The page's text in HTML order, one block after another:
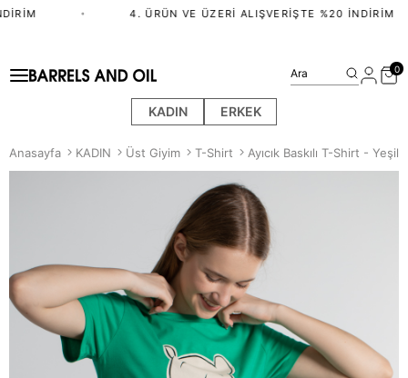
4. ÜRÜN VE ÜZERI ALIŞVERIŞTE %20 İNDIRIM
KADIN ERKEK
Ara 0
Anasayfa KADIN Üst Giyim T-Shirt Ayıcık Baskılı T-Shirt - Yeşil